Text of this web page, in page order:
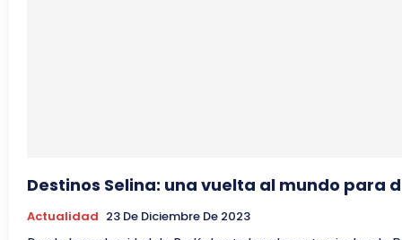
Destinos Selina: una vuelta al mundo para
Actualidad 23 De Diciembre De 2023